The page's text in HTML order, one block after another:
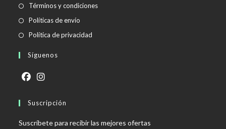
Términos y condicionesSe
Políticas de envío
abre
Política de privacidad
Síguenos
abre abre
Suscripción
Suscríbete para recibir las mejores ofertas